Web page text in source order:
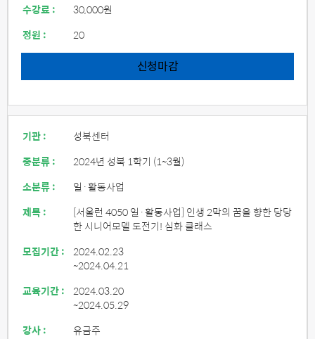
수강료 :
30,000원
정원 :
20
신청마감
기관 :
성북센터
중분류 :
2024년 성북 1학기 (1~3월)
소분류 :
일·활동사업
제목 :
[서울런 4050 일·활동사업] 인생 2막의 꿈을 향한 당당
한 시니어모델 도전기! 심화 클래스
모집기간 : 2024.02.23
~2024.04.21
교육기간 : 2024.03.20
~2024.05.29
강사 :
유금주